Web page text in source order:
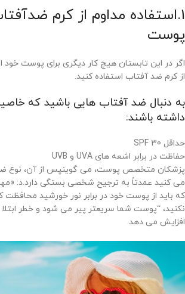
1.استفاده مداوم از کرم
پوست
اگر در این تابستان هیچ کار دیگری برای پوست خود
از کرم ضد آفتاب استفاده کنید.
به دنبال ضد آفتاب هایی باشید که
داشته باشند:
حداقل SPF 30
حفاظت در برابر اشعه های UVA و UVB
پزشکان متخصص پوست، می گوینپس از آن، نوع
می کنید عمدتاً به ترجیح شخصی بستگی دارد.د:
که باید از پوست خود در برابر نور خورشید محافظت
نکنید، “پوست شما سریعتر پیر می شود و خطر
افزایش می دهد.